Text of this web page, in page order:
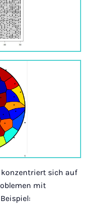
konzentriert sich auf
mit